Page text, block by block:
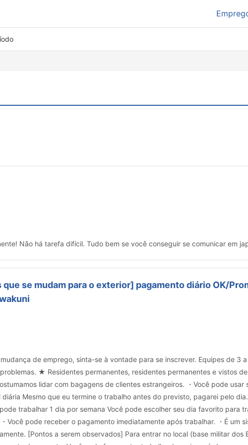
Não há tarefa difícil. Tudo bem se você conseguir se comunicar em
se mudam para o exterior] pagamento diário OK/
de emprego, sinta-se à vontade para se inscrever. Equipes de 3
★ Residentes permanentes, residentes permanentes e vistos
lidar com bagagens de clientes estrangeiros. ・Você pode usar
Mesmo que eu termine o trabalho antes do previsto, pagarei pelo
trabalhar 1 dia por semana Você pode escolher seu dia favorito para
Você pode receber o pagamento imediatamente após trabalhar. ・É um
[Pontos a serem observados] Para entrar no local (base militar dos